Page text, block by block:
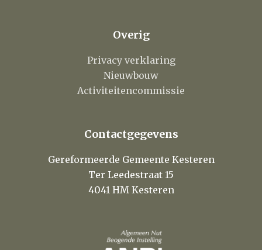
Overig
Privacy verklaring
Nieuwbouw
Activiteitencommissie
Contactgegevens
Gereformeerde Gemeente Kesteren
Ter Leedestraat 15
4041 HM Kesteren